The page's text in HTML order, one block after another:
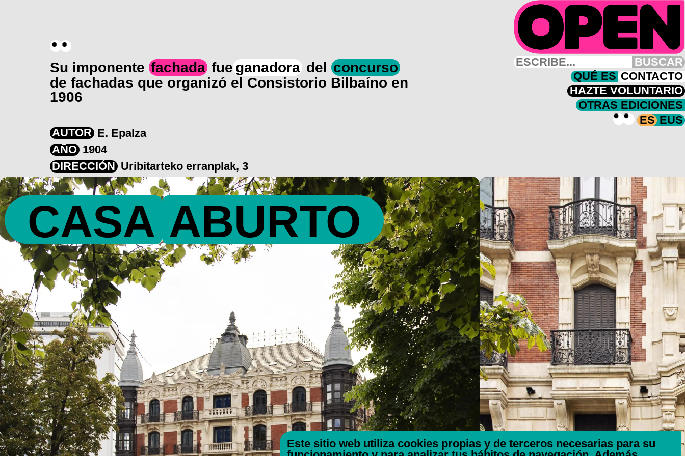
BUSCAR
QUÉ ES CONTACTO
HAZTE VOLUNTARIO
OTRAS EDICIONES
ES EUS
Su imponente fachada fueganadoradel concurso
de fachadas que organizó el Consistorio Bilbaíno en
1906
AUTORE. Epalza
AÑO1904
DIRECCIÓNUribitarteko erranplak, 3
CASA ABURTO
Este sitio web utiliza cookies propias y de terceros necesarias para su